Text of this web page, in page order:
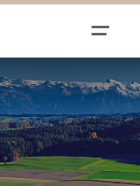
öffnen